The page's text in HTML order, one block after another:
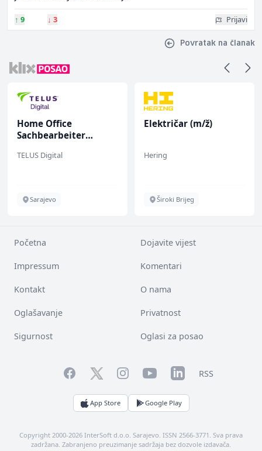
↑ 9 ↓ 3 Prijavi
Povratak na članak
Home Office
Sachbearbeiter
bekannten deutschen
TELUS Digital
Sarajevo
Električar (m/ž)
Hering
Široki Brijeg
Početna Dojavite vijest
Impressum Komentari
Kontakt O nama
Oglašavanje Privatnost
Sigurnost Oglasi za posao
FacebookTwitterInstagramYouTubeLinkedInRSS
App Store Google Play
Copyright 2000-2026 InterSoft d.o.o. Sarajevo. ISSN 2566-3771. Sva prava
zadržana. Zabranjeno preuzimanje sadržaja bez dozvole izdavača.